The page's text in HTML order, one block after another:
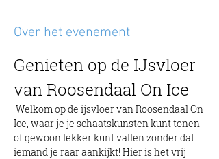
Over het evenement
Genieten op de IJsvloer
van Roosendaal On Ice
Ice, waar je je schaatskunsten kunt tonen
of gewoon lekker kunt vallen zonder dat
iemand je raar aankijkt! Hier is het vrij